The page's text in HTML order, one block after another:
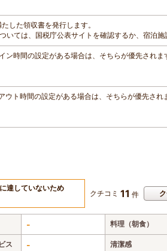
した領収書を発行します。
いては、国税庁公表サイトを確認するか、宿泊施
時間の設定がある場合は、そちらが優先されま
ト時間の設定がある場合は、そちらが優先され
達していないため
クチコミ 11 件
- 料理（朝食）
ス - 清潔感